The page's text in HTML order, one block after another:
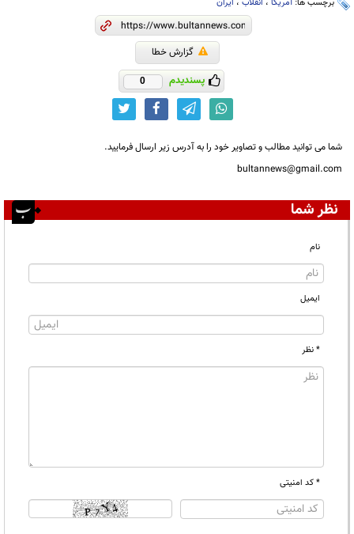
برچسب ها:آمریکا ، انقلاب ، ایران
گزارش خطا
پسندیدم 0
شما می توانید مطالب و تصاویر خود را به آدرس زیر ارسال فرمایید.
bultannews@gmail.com
نظر شما
نام
ایمیل
* نظر
* کد امنیتی